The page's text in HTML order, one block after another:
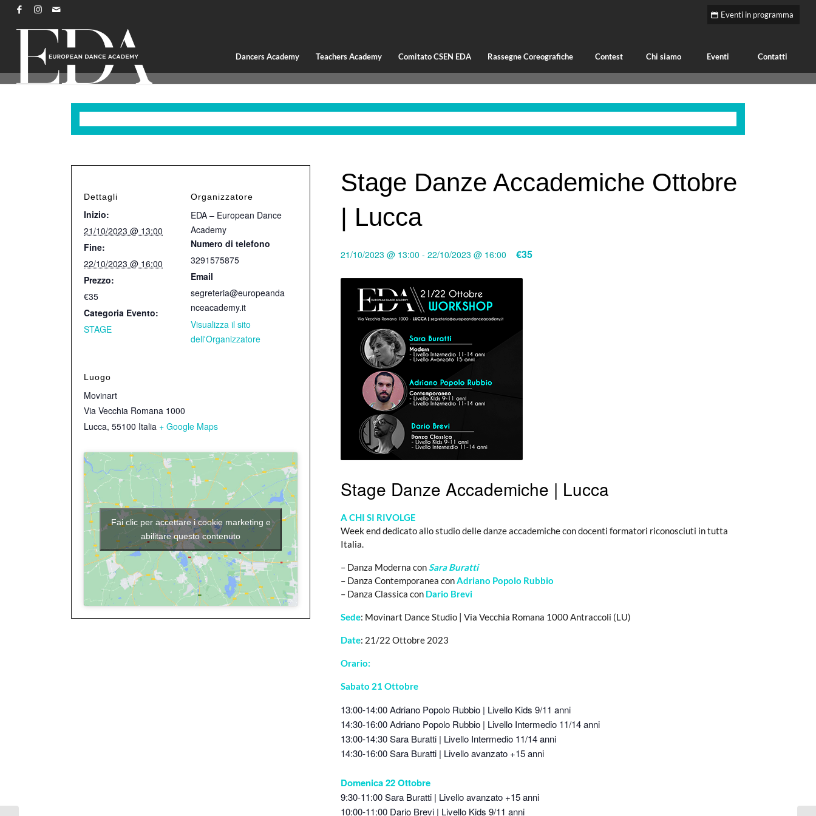
Eventi in programma
Dancers Academy Teachers Academy Comitato CSEN EDA Rassegne Coreografiche Contest Chi siamo Eventi Contatti
Stage Danze Accademiche Ottobre
| Lucca
21/10/2023 @ 13:00 -22/10/2023 @ 16:00 €35
Stage Danze Accademiche | Lucca
A CHI SI RIVOLGE
Week end dedicato allo studio delle danze accademiche con docenti formatori riconosciuti in tutta
Italia.
– Danza Moderna conSara Buratti
– Danza Contemporanea conAdriano Popolo Rubbio
– Danza Classica con Dario Brevi
Sede: Movinart Dance Studio | Via Vecchia Romana 1000 Antraccoli (LU)
Date: 21/22 Ottobre 2023
Orario:
Sabato 21 Ottobre
13:00-14:00 Adriano Popolo Rubbio | Livello Kids 9/11 anni
14:30-16:00 Adriano Popolo Rubbio | Livello Intermedio 11/14 anni
13:00-14:30 Sara Buratti | Livello Intermedio 11/14 anni
14:30-16:00 Sara Buratti | Livello avanzato +15 anni
Domenica 22 Ottobre
9:30-11:00 Sara Buratti | Livello avanzato +15 anni
10:00-11:00 Dario Brevi | Livello Kids 9/11 anni
Dettagli
Inizio:
21/10/2023 @ 13:00
Fine:
22/10/2023 @ 16:00
Prezzo:
€35
Categoria Evento:
STAGE
Organizzatore
EDA – European Dance
Academy
Numero di telefono
3291575875
Email
segreteria@europeanda
nceacademy.it
Visualizza il sito
dell'Organizzatore
Luogo
Movinart
Via Vecchia Romana 1000
Lucca, 55100 Italia + Google Maps
Fai clic per accettare i cookie marketing e
abilitare questo contenuto